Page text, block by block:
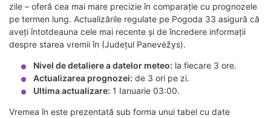
zile – oferă cea mai mare precizie în comparație cu prognozele
pe termen lung. Actualizările regulate pe Pogoda 33 asigură că
aveți întotdeauna cele mai recente și de încredere informații
despre starea vremii în (Județul Panevėžys).
Nivel de detaliere a datelor meteo: la fiecare 3 ore.
Actualizarea prognozei: de 3 ori pe zi.
Ultima actualizare: 1 Ianuarie 03:00.
Vremea în este prezentată sub forma unui tabel cu date